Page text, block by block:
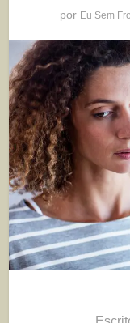
por Eu Sem